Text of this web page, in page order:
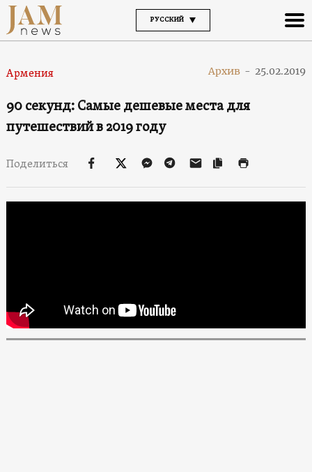
РУССКИЙ
Армения Архив - 25.02.2019
90 секунд: Самые дешевые места для
путешествий в 2019 году
Поделиться